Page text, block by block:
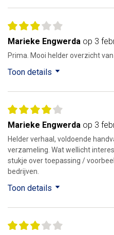
Marieke Engwerda op 3
Prima. Mooi helder overzicht
Toon details
Marieke Engwerda op 3
Helder verhaal, voldoende
verzameling. Wat wellicht
stukje over toepassing /
bedrijven.
Toon details